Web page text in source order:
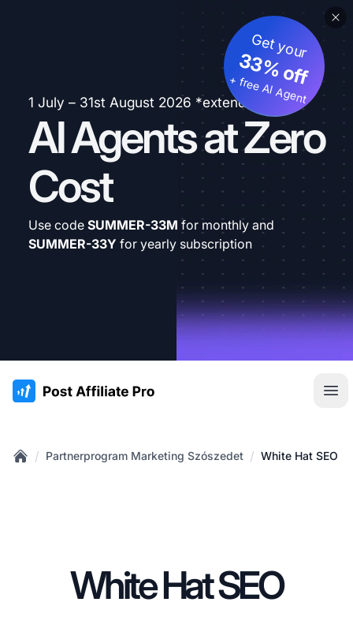
1 July – 31st August 2026 *extended
AI Agents at Zero
Cost
Get your
33% off
+ free AI Agent
Use code SUMMER-33M for monthly and
SUMMER-33Y for yearly subscription
:site.title
/ Partnerprogram Marketing Szószedet / White Hat SEO
White Hat SEO